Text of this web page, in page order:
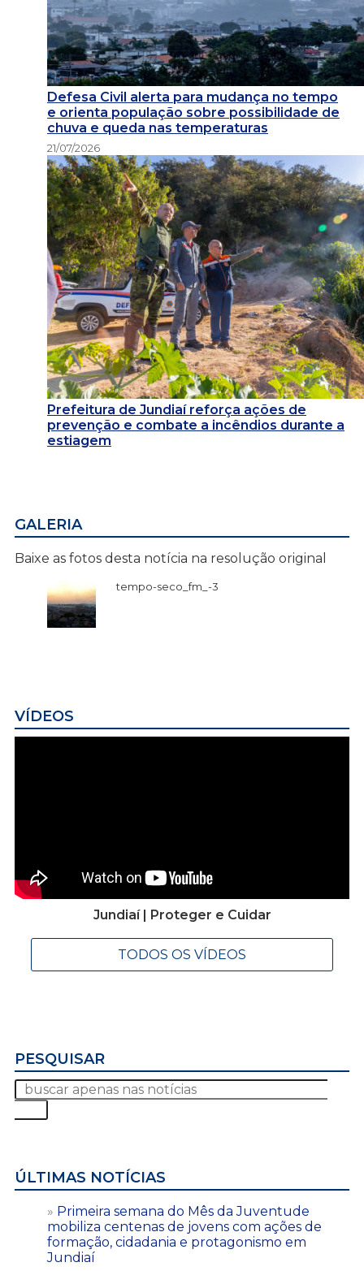
Defesa Civil alerta para mudança no tempo
e orienta população sobre possibilidade de
chuva e queda nas temperaturas
21/07/2026
Prefeitura de Jundiaí reforça ações de
prevenção e combate a incêndios durante a
estiagem
GALERIA
Baixe as fotos desta notícia na resolução original
tempo-seco_fm_-3
VÍDEOS
Jundiaí | Proteger e Cuidar
TODOS OS VÍDEOS
PESQUISAR
ÚLTIMAS NOTÍCIAS
Primeira semana do Mês da Juventude
mobiliza centenas de jovens com ações de
formação, cidadania e protagonismo em
Jundiaí